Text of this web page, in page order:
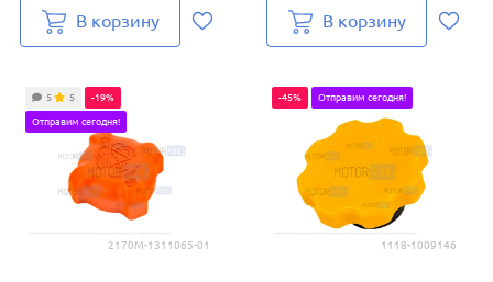
В корзину В корзину
2170М-1311065-01
5 5 -19%
Отправим сегодня!
1118-1009146
-45% Отправим сегодня!